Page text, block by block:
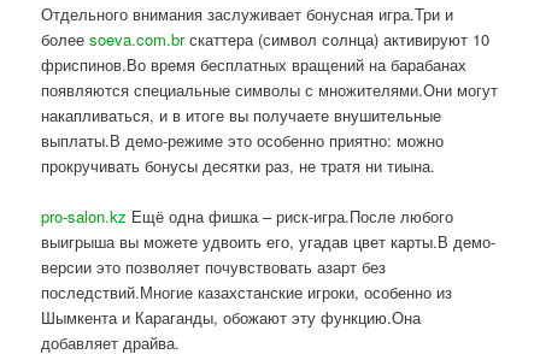
Отдельного внимания заслуживает бонусная игра.Три и
болееsoeva.com.brскаттера (символ солнца) активируют 10
фриспинов.Во время бесплатных вращений на барабанах
появляются специальные символы с множителями.Они могут
накапливаться, и в итоге вы получаете внушительные
выплаты.В демо-режиме это особенно приятно: можно
прокручивать бонусы десятки раз, не тратя ни тиына.
pro-salon.kz Ещё одна фишка – риск-игра.После любого
выигрыша вы можете удвоить его, угадав цвет карты.В демо-
версии это позволяет почувствовать азарт без
последствий.Многие казахстанские игроки, особенно из
Шымкента и Караганды, обожают эту функцию.Она
добавляет драйва.